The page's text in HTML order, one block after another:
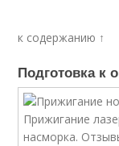
к содержанию ↑
Подготовка к